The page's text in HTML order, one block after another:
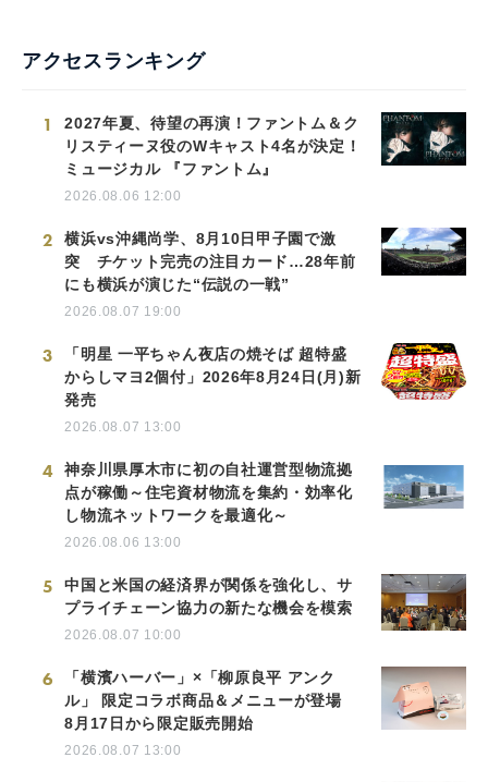
アクセスランキング
1
2027年夏、待望の再演！ファントム＆ク
リスティーヌ役のWキャスト4名が決定！
ミュージカル 『ファントム』
2026.08.06 12:00
2
横浜vs沖縄尚学、8月10日甲子園で激
突 チケット完売の注目カード…28年前
にも横浜が演じた“伝説の一戦”
2026.08.07 19:00
3
「明星 一平ちゃん夜店の焼そば 超特盛
からしマヨ2個付」2026年8月24日(月)新
発売
2026.08.07 13:00
4
神奈川県厚木市に初の自社運営型物流拠
点が稼働～住宅資材物流を集約・効率化
し物流ネットワークを最適化～
2026.08.06 13:00
5
中国と米国の経済界が関係を強化し、サ
プライチェーン協力の新たな機会を模索
2026.08.07 10:00
6
「横濱ハーバー」×「柳原良平 アンク
ル」 限定コラボ商品＆メニューが登場
8月17日から限定販売開始
2026.08.07 13:00